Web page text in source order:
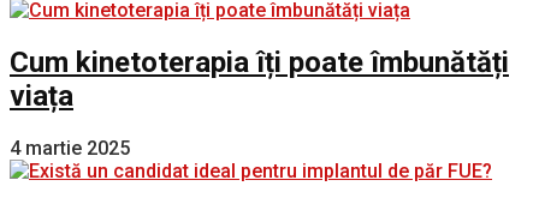
Cum kinetoterapia îți poate îmbunătăți
viața
4 martie 2025